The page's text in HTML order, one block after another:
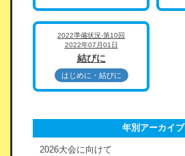
2022準備状況-第10回
2022年07月01日
結びに
はじめに・結びに
年別アーカイブ
2026大会に向けて